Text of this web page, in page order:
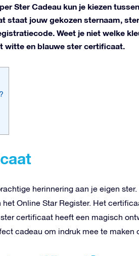
Ster Cadeau kun je kiezen
staat jouw gekozen sternaam,
Weet je niet welke
witte en blauwe ster certificaat.
herinnering aan je eigen
Online Star Register. Het
certificaat heeft een magisch
cadeau om indruk mee te maken